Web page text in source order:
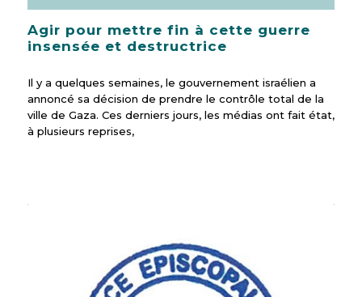
Agir pour mettre fin à cette guerre
insensée et destructrice
Il y a quelques semaines, le gouvernement israélien a
annoncé sa décision de prendre le contrôle total de la
ville de Gaza. Ces derniers jours, les médias ont fait état,
à plusieurs reprises,